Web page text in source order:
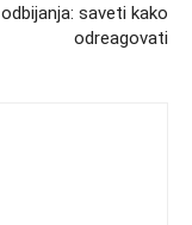
odbijanja: saveti kako
odreagovati